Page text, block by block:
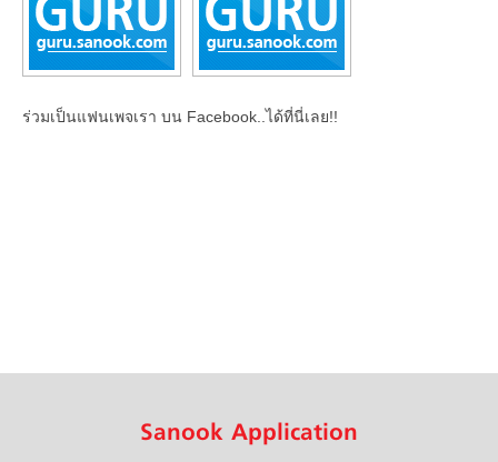
ร่วมเป็นแฟนเพจเรา บน Facebook..ได้ที่นี่เลย!!
Sanook Application